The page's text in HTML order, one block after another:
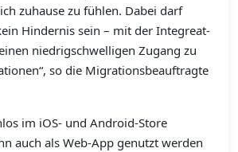
zuhause zu fühlen. Dabei darf
Hindernis sein – mit der Integreat-
niedrigschwelligen Zugang zu
so die Migrationsbeauftragte
im iOS- und Android-Store
auch als Web-App genutzt werden